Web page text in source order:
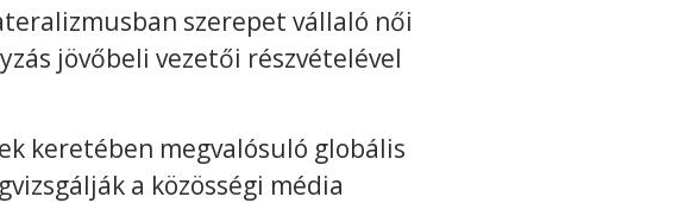
szerepet vállaló női
jövőbeli vezetői részvételével
keretében megvalósuló globális
a közösségi média